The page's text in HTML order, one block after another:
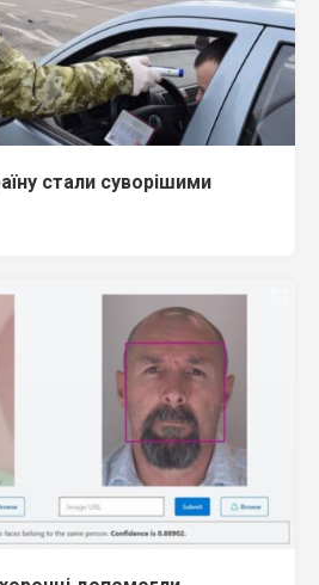
стали суворішими